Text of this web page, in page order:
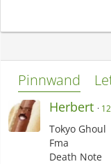
---------
Pinnwand
Herbert
Tokyo Ghoul
Fma
Death Note